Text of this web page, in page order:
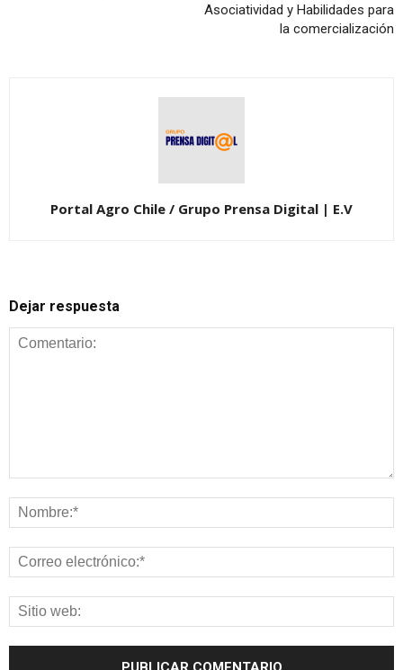
Asociatividad y Habilidades para
la comercialización
Portal Agro Chile / Grupo Prensa Digital | E.V
Dejar respuesta